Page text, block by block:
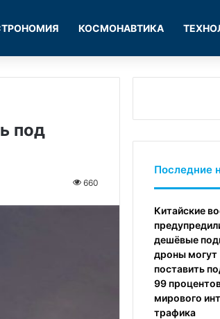
КОСМОНАВТИКА
под
660
Последние
Китайские
дешёвые
дроны могут
поставить
99
мирового
трафика